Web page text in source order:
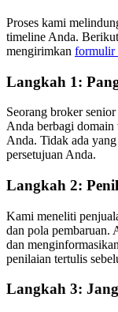
Proses kami
timeline Anda.
mengirimkan formulir
Langkah 1:
Seorang broker
Anda berbagi domain
Anda. Tidak ada
persetujuan Anda.
Langkah 2:
Kami meneliti
dan pola pembaruan.
dan
penilaian tertulis
Langkah 3: